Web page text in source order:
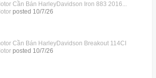
Cần Bán HarleyDavidson Iron 883 2016...
posted 10/7/26
Cần Bán HarleyDavidson Breakout 114CI
posted 10/7/26